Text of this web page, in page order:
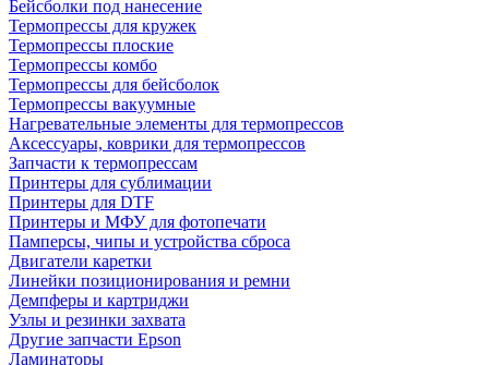
Бейсболки под нанесение
Термопрессы для кружек
Термопрессы плоские
Термопрессы комбо
Термопрессы для бейсболок
Термопрессы вакуумные
Нагревательные элементы для термопрессов
Аксессуары, коврики для термопрессов
Запчасти к термопрессам
Принтеры для сублимации
Принтеры для DTF
Принтеры и МФУ для фотопечати
Памперсы, чипы и устройства сброса
Двигатели каретки
Линейки позиционирования и ремни
Демпферы и картриджи
Узлы и резинки захвата
Другие запчасти Epson
Ламинаторы